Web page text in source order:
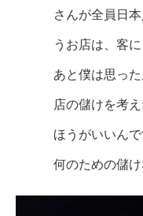
さんが全員日
うお店は、客
あと僕は思った
店の儲けを考
ほうがいいん
何のための儲け